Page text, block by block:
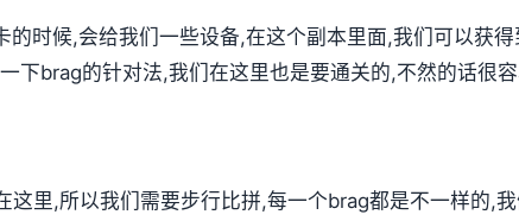
的时候,会给我们一些设备,在这个副本里面,我们可以获
下brag的针对法,我们在这里也是要通关的,不然的话很
这里,所以我们需要步行比拼,每一个brag都是不一样的,